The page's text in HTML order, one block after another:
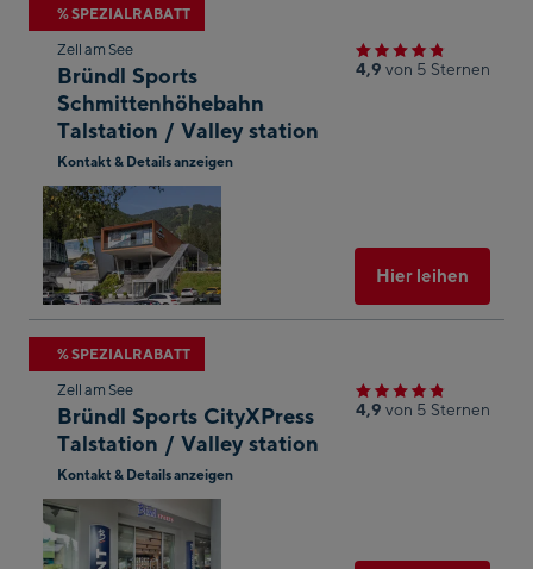
Zum
nächsten
Shop-
Ergebnis
springen
% SPEZIALRABATT
Zell am See
Bründl Sports
Schmittenhöhebahn
Talstation / Valley station
Kontakt & Details anzeigen
4,9 von 5 Sternen
Hier leihen
Zum
nächsten
Shop-
Ergebnis
springen
% SPEZIALRABATT
Zell am See
Bründl Sports CityXPress
Talstation / Valley station
Kontakt & Details anzeigen
4,9 von 5 Sternen